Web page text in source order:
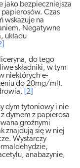
jako bezpieczniejsza
Czas
wskazuje na
Negatywne
układu
do tego
składniki, w tym
niektórych e-
do 20mg/ml).
[2]
dym tytoniowy i nie
dymem z papierosa
groźnymi
znajdują się w niej
Wystarczy
anabazynie,